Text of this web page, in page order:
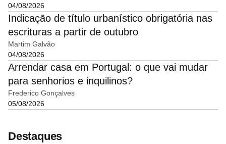
04/08/2026
Indicação de título urbanístico obrigatória nas
escrituras a partir de outubro
Martim Galvão
04/08/2026
Arrendar casa em Portugal: o que vai mudar
para senhorios e inquilinos?
Frederico Gonçalves
05/08/2026
Destaques